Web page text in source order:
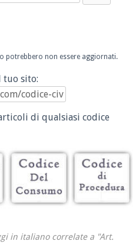
potrebbero non essere aggiornati.
tuo sito:
di qualsiasi codice
in italiano correlate a "Art.